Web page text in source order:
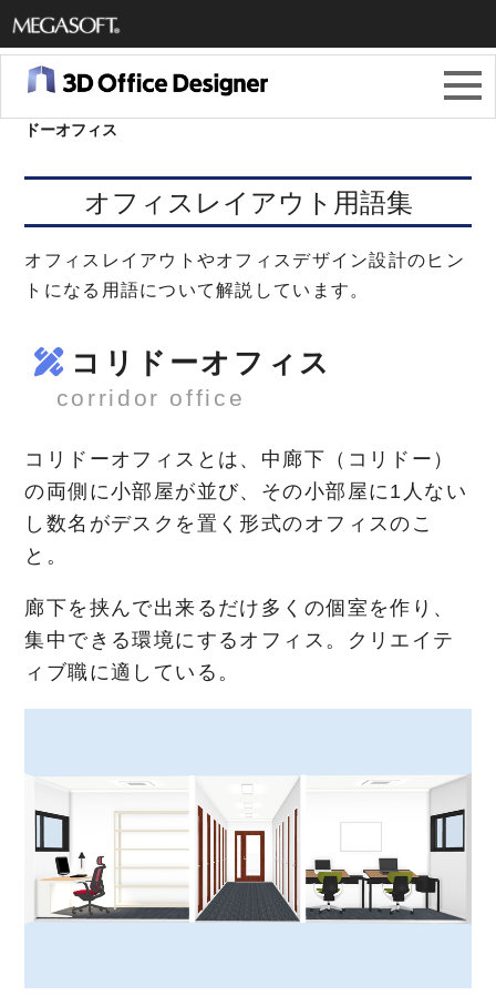
メガソ
フト株
式会社
ドーオフィス
オフィスレイアウト用語集
オフィスレイアウトやオフィスデザイン設計のヒン
トになる用語について解説しています。
コリドーオフィス
corridor office
コリドーオフィスとは、中廊下（コリドー）
の両側に小部屋が並び、その小部屋に1人ない
し数名がデスクを置く形式のオフィスのこ
と。
廊下を挟んで出来るだけ多くの個室を作り、
集中できる環境にするオフィス。クリエイテ
ィブ職に適している。